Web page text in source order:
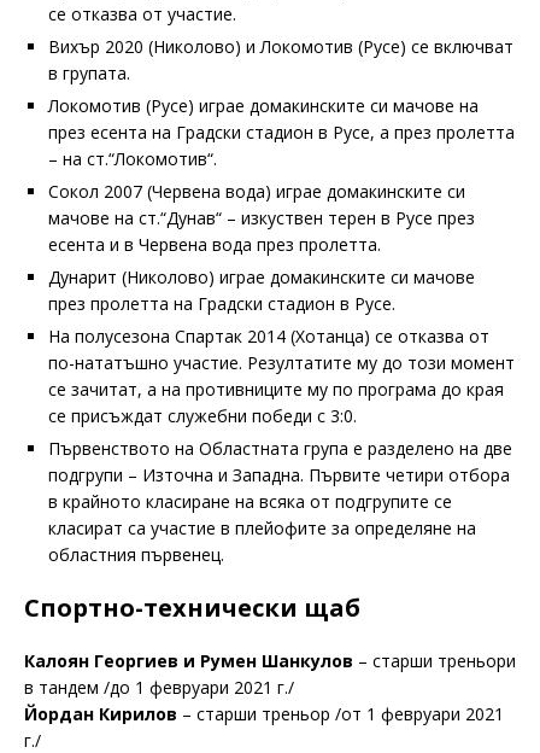
се отказва от участие.
Вихър 2020 (Николово) и Локомотив (Русе) се включват
в групата.
Локомотив (Русе) играе домакинските си мачове на
през есента на Градски стадион в Русе, а през пролетта
– на ст.“Локомотив“.
Сокол 2007 (Червена вода) играе домакинските си
мачове на ст.“Дунав“ – изкуствен терен в Русе през
есента и в Червена вода през пролетта.
Дунарит (Николово) играе домакинските си мачове
през пролетта на Градски стадион в Русе.
На полусезона Спартак 2014 (Хотанца) се отказва от
по-нататъшно участие. Резултатите му до този момент
се зачитат, а на противниците му по програма до края
се присъждат служебни победи с 3:0.
Първенството на Областната група е разделено на две
подгрупи – Източна и Западна. Първите четири отбора
в крайното класиране на всяка от подгрупите се
класират са участие в плейофите за определяне на
областния първенец.
Спортно-технически щаб
Калоян Георгиев и Румен Шанкулов – старши треньори
в тандем /до 1 февруари 2021 г./
Йордан Кирилов – старши треньор /от 1 февруари 2021
г./